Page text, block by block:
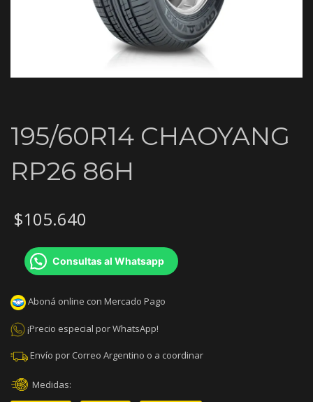
195/60R14 CHAOYANG
RP26 86H
$105.640
Consultas al Whatsapp
Aboná online con Mercado Pago
¡Precio especial por WhatsApp!
Envío por Correo Argentino o a coordinar
Medidas: